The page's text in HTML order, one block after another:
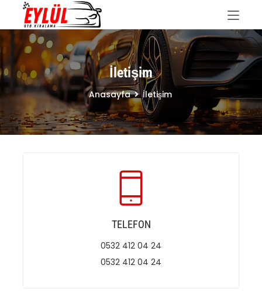
İletişim
Anasayfa İletişim
TELEFON
0532 412 04 24
0532 412 04 24